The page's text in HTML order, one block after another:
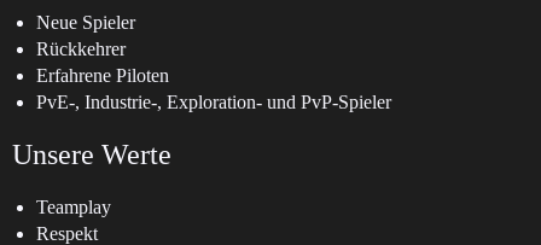
Neue Spieler
Rückkehrer
Erfahrene Piloten
PvE-, Industrie-, Exploration- und PvP-Spieler
Unsere Werte
Teamplay
Respekt